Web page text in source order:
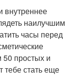
внутреннее
наилучшим
часы перед
50 простых и
тебе стать еще